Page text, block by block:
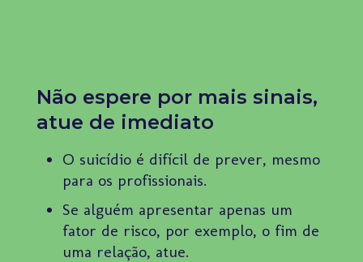
Não espere por mais sinais,
atue de imediato
O suicídio é difícil de prever, mesmo
para os profissionais.
Se alguém apresentar apenas um
fator de risco, por exemplo, o fim de
uma relação, atue.